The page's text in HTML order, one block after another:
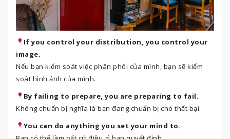
If you control your distribution, you control your
image.
Nếu bạn kiểm soát việc phân phối của mình, bạn sẽ kiểm
soát hình ảnh của mình.
By failing to prepare, you are preparing to fail.
Không chuẩn bị nghĩa là bạn đang chuẩn bị cho thất bại.
You can do anything you set your mind to.